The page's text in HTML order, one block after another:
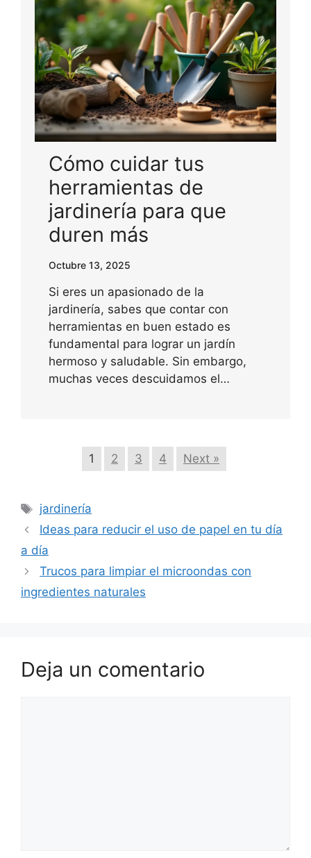
Cómo cuidar tus
herramientas de
jardinería para que
duren más
Octubre 13, 2025
Si eres un apasionado de la
jardinería, sabes que contar con
herramientas en buen estado es
fundamental para lograr un jardín
hermoso y saludable. Sin embargo,
muchas veces descuidamos el…
1 2 3 4 Next »
Etiquetas
jardinería
Ideas para reducir el uso de papel en tu día
a día
Trucos para limpiar el microondas con
ingredientes naturales
Deja un comentario